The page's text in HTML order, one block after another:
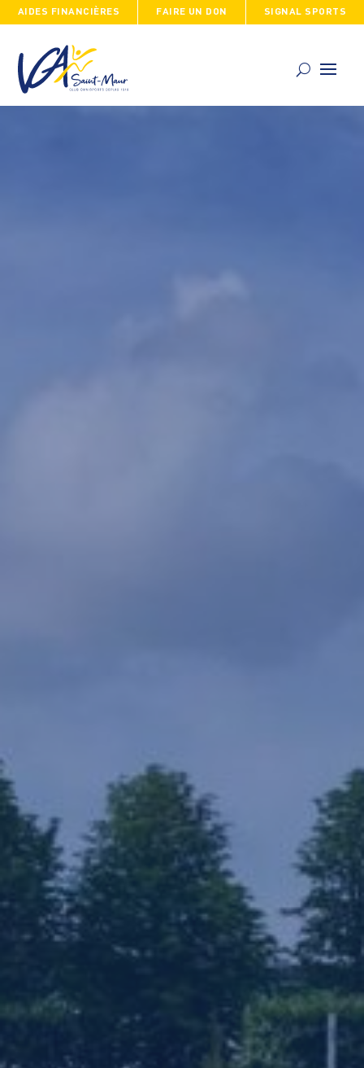
AIDES FINANCIÈRES FAIRE UN DON SIGNAL SPORTS